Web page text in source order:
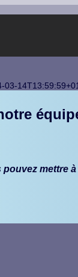
03-
pouvez mettre